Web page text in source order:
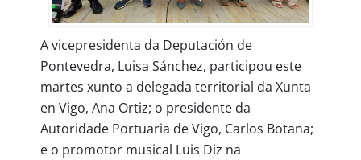
A vicepresidenta da Deputación de
Pontevedra, Luisa Sánchez, participou este
martes xunto a delegada territorial da Xunta
en Vigo, Ana Ortiz; o presidente da
Autoridade Portuaria de Vigo, Carlos Botana;
e o promotor musical Luis Diz na